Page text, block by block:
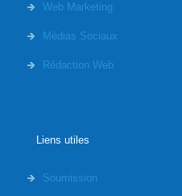
Web Marketing
Médias Sociaux
Rédaction Web
Liens utiles
Soumission